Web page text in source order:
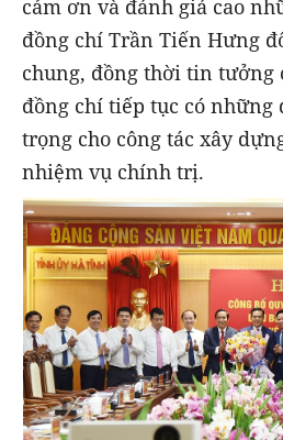
cảm ơn và đánh giá cao
đồng chí Trần Tiến Hưng
chung, đồng thời tin tưởng
đồng chí tiếp tục có những
trọng cho công tác xây
nhiệm vụ chính trị.